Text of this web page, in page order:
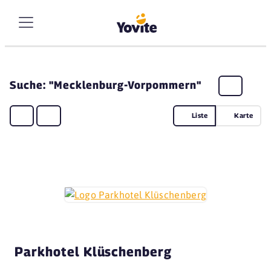
Suche: "Mecklenburg-Vorpommern"
Liste Karte
Parkhotel Klüschenberg